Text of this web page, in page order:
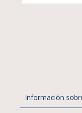
Información